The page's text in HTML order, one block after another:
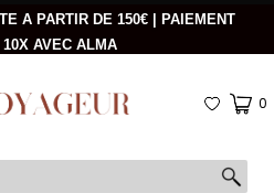
A PARTIR DE 150€ | PAIEMENT
10X AVEC ALMA
0